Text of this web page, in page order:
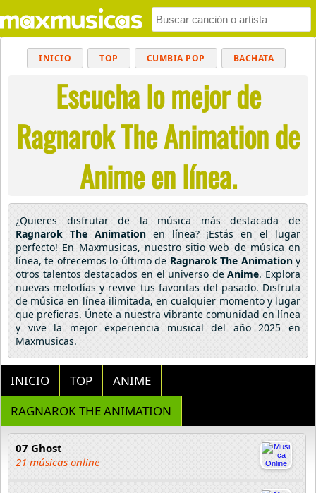
INICIO TOP CUMBIA POP BACHATA
POP MUSICA CRISTIANA REGGAETON
BALADAS ALTERNATIVO ELECTRÓNICA
CUMBIAS
Escucha lo mejor de
Ragnarok The Animation de
Anime en línea.
¿Quieres disfrutar de la música más destacada de
Ragnarok The Animationen línea? ¡Estás en el lugar
perfecto! En Maxmusicas, nuestro sitio web de música en
línea, te ofrecemos lo último de Ragnarok The Animationy
otros talentos destacados en el universo deAnime. Explora
nuevas melodías y revive tus favoritas del pasado. Disfruta
de música en línea ilimitada, en cualquier momento y lugar
que prefieras. Únete a nuestra vibrante comunidad en línea
y vive la mejor experiencia musical del año 2025 en
Maxmusicas.
INICIO TOP
ANIME
RAGNAROK THE ANIMATION
07 Ghost
21 músicas online